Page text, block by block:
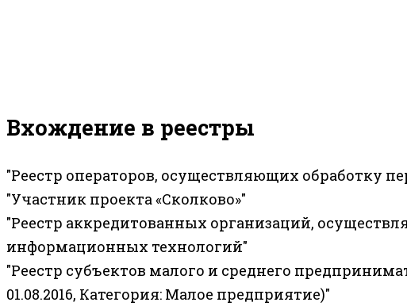
Вхождение в реестры
"Реестр операторов, осуществляющих обработку
"Участник проекта «Сколково»"
"Реестр аккредитованных организаций,
информационных технологий"
"Реестр субъектов малого и среднего
01.08.2016, Категория: Малое предприятие)"